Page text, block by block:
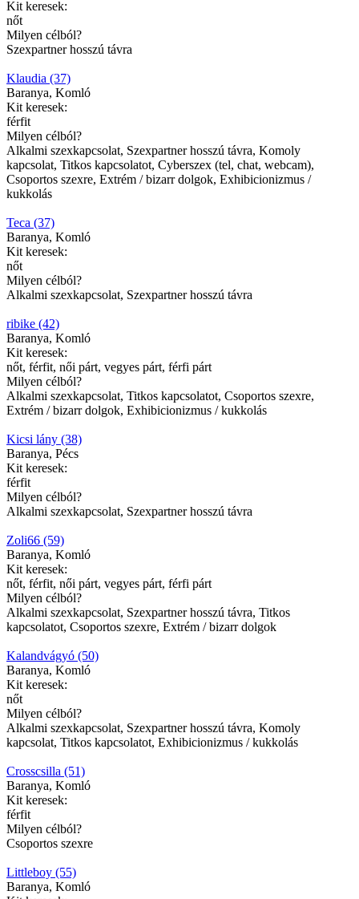
Kit keresek:
nőt
Milyen célból?
Szexpartner hosszú távra
Klaudia (37)
Baranya, Komló
Kit keresek:
férfit
Milyen célból?
Alkalmi szexkapcsolat, Szexpartner hosszú távra, Komoly
kapcsolat, Titkos kapcsolatot, Cyberszex (tel, chat, webcam),
Csoportos szexre, Extrém / bizarr dolgok, Exhibicionizmus /
kukkolás
Teca (37)
Baranya, Komló
Kit keresek:
nőt
Milyen célból?
Alkalmi szexkapcsolat, Szexpartner hosszú távra
ribike (42)
Baranya, Komló
Kit keresek:
nőt, férfit, női párt, vegyes párt, férfi párt
Milyen célból?
Alkalmi szexkapcsolat, Titkos kapcsolatot, Csoportos szexre,
Extrém / bizarr dolgok, Exhibicionizmus / kukkolás
Kicsi lány (38)
Baranya, Pécs
Kit keresek:
férfit
Milyen célból?
Alkalmi szexkapcsolat, Szexpartner hosszú távra
Zoli66 (59)
Baranya, Komló
Kit keresek:
nőt, férfit, női párt, vegyes párt, férfi párt
Milyen célból?
Alkalmi szexkapcsolat, Szexpartner hosszú távra, Titkos
kapcsolatot, Csoportos szexre, Extrém / bizarr dolgok
Kalandvágyó (50)
Baranya, Komló
Kit keresek:
nőt
Milyen célból?
Alkalmi szexkapcsolat, Szexpartner hosszú távra, Komoly
kapcsolat, Titkos kapcsolatot, Exhibicionizmus / kukkolás
Crosscsilla (51)
Baranya, Komló
Kit keresek:
férfit
Milyen célból?
Csoportos szexre
Littleboy (55)
Baranya, Komló